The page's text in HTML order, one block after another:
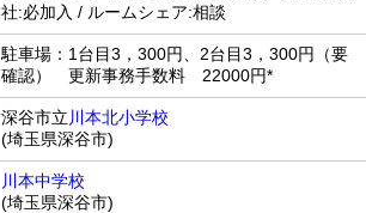
社:必加入 / ルームシェア:相談
駐車場：1台目3，300円、2台目3，300円（要
確認） 更新事務手数料 22000円*
深谷市立 川本北小学校
(埼玉県深谷市)
川本中学校
(埼玉県深谷市)